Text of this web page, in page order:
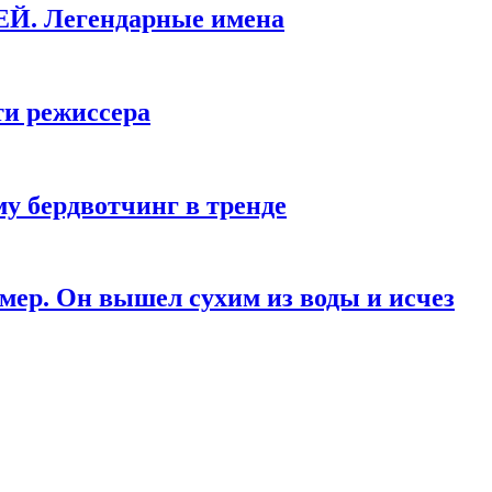
Легендарные имена
режиссера
бердвотчинг в тренде
Он вышел сухим из воды и исчез